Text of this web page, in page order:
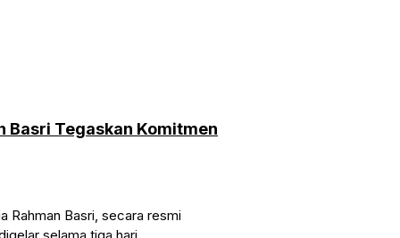
Basri Tegaskan Komitmen
Rahman Basri, secara resmi